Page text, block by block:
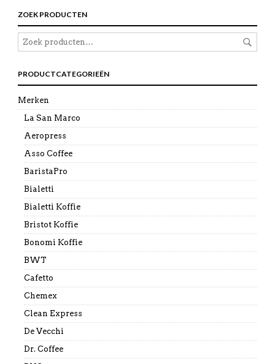
ZOEK PRODUCTEN
PRODUCTCATEGORIEËN
Merken
La San Marco
Aeropress
Asso Coffee
BaristaPro
Bialetti
Bialetti Koffie
Bristot Koffie
Bonomi Koffie
BWT
Cafetto
Chemex
Clean Express
De Vecchi
Dr. Coffee